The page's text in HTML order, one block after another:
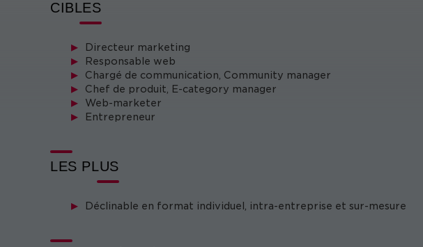
CIBLES
Directeur marketing
Responsable web
Chargé de communication, Community manager
Chef de produit, E-category manager
Web-marketer
Entrepreneur
LES PLUS
Déclinable en format individuel, intra-entreprise et sur-mesure